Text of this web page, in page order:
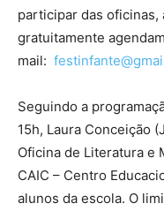
participar das oficinas,
gratuitamente
mail:
Seguindo a
15h, Laura Conceição
Oficina de Literatura e
CAIC – Centro
alunos da escola. O